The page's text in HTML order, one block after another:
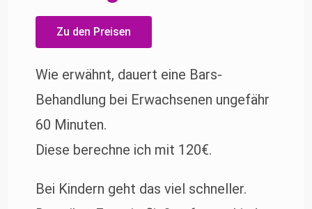
Zu den Preisen
Wie erwähnt, dauert eine Bars-
Behandlung bei Erwachsenen ungefähr
60 Minuten.
Diese berechne ich mit 120€.
Bei Kindern geht das viel schneller.